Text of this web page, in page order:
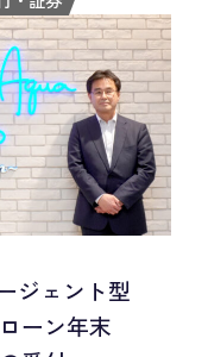
ジェント型
ーン年末